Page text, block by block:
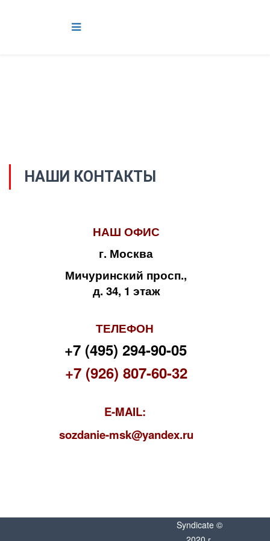
НАШИ КОНТАКТЫ
НАШ ОФИС
г. Москва
Мичуринский просп.,
д. 34, 1 этаж
ТЕЛЕФОН
+7 (495) 294-90-05
+7 (926) 807-60-32
E-MAIL:
sozdanie-msk@yandex.ru
Syndicate ©